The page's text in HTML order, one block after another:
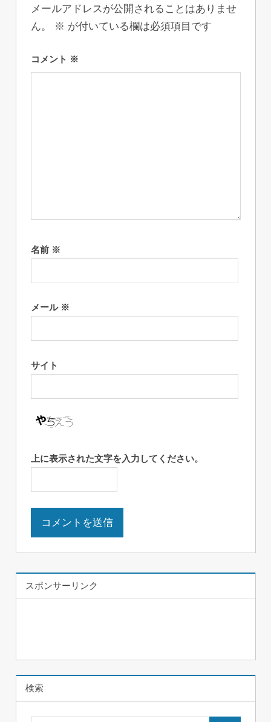
シ
ン
メールアドレスが公開されることはありませ
ん。
※ が付いている欄は必須項目です
コメント ※
名前 ※
メール ※
サイト
上に表示された文字を入力してください。
スポンサーリンク
検索